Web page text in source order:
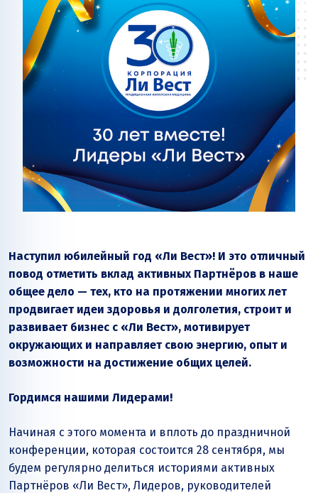
Наступил юбилейный год «Ли Вест»! И это отличный
повод отметить вклад активных Партнёров в наше
общее дело — тех, кто на протяжении многих лет
продвигает идеи здоровья и долголетия, строит и
развивает бизнес с «Ли Вест», мотивирует
окружающих и направляет свою энергию, опыт и
возможности на достижение общих целей.
Гордимся нашими Лидерами!
Начиная с этого момента и вплоть до праздничной
конференции, которая состоится 28 сентября, мы
будем регулярно делиться историями активных
Партнёров «Ли Вест», Лидеров, руководителей